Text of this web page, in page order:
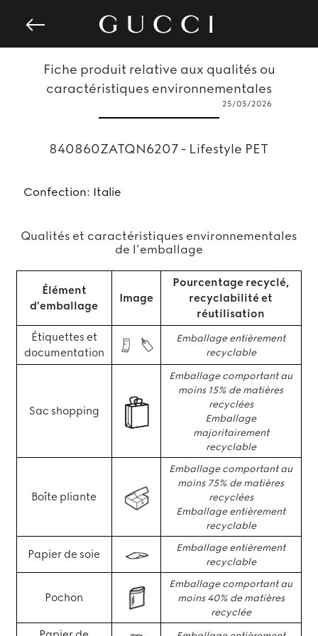
Fiche produit relative aux qualités ou
caractéristiques environnementales
25/05/2026
840860ZATQN6207 - Lifestyle PET
Confection: Italie
Qualités et caractéristiques environnementales
de l’emballage
Élément
d'emballage
Image
Pourcentage recyclé,
recyclabilité et
réutilisation
Étiquettes et
documentation
Emballage entièrement
recyclable
Sac shopping
Emballage comportant au
moins 15% de matières
recyclées
Emballage
majoritairement
recyclable
Boîte pliante
Emballage comportant au
moins 75% de matières
recyclées
Emballage entièrement
recyclable
Papier de soie
Emballage entièrement
recyclable
Pochon
Emballage comportant au
moins 40% de matières
recyclée